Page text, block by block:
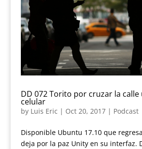
DD 072 Torito por cruzar la calle
celular
by Luis Eric | Oct 20, 2017| Podcast
Disponible Ubuntu 17.10 que
deja por la paz Unity en su interfaz.